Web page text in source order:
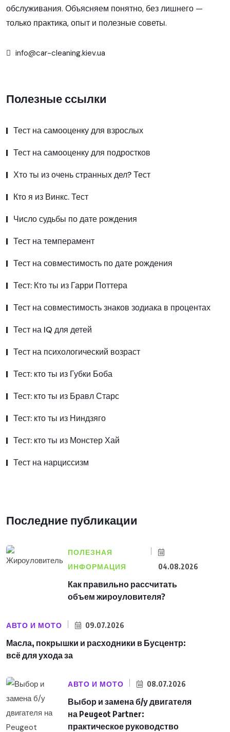
обслуживания. Объясняем понятно, без лишнего —
только практика, опыт и полезные советы.
info@car-cleaning.kiev.ua
Полезные ссылки
Тест на самооценку для взрослых
Тест на самооценку для подростков
Хто ты из очень странных дел? Тест
Кто я из Винкс. Тест
Число судьбы по дате рождения
Тест на темперамент
Тест на совместимость по дате рождения
Тест: Кто ты из Гарри Поттера
Тест на совместимость знаков зодиака в процентах
Тест на IQ для детей
Тест на психологический возраст
Тест: кто ты из Губки Боба
Тест: кто ты из Бравл Старс
Тест: кто ты из Ниндзяго
Тест: кто ты из Монстер Хай
Тест на нарциссизм
Последние публикации
ПОЛЕЗНАЯ
ИНФОРМАЦИЯ
04.08.2026
Как правильно рассчитать
объем жироуловителя?
АВТО И МОТО 09.07.2026
Масла, покрышки и расходники в Бусцентр:
всё для ухода за
АВТО И МОТО 08.07.2026
Выбор и замена б/у двигателя
на Peugeot Partner:
практическое руководство